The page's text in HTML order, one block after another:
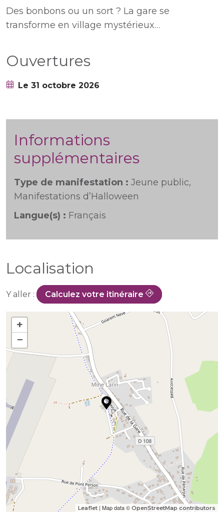
Des bonbons ou un sort ? La gare se
transforme en village mystérieux…
Ouvertures
Le 31 octobre 2026
Informations
supplémentaires
Type de manifestation : Jeune public,
Manifestations d’Halloween
Langue(s) : Français
Localisation
Y aller : Calculez votre itinéraire
+
−
Leaflet | Map data © OpenStreetMap contributors